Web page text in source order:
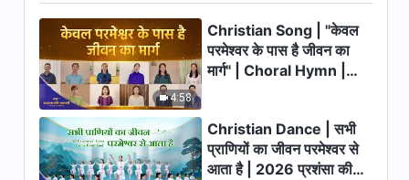
4:58
Christian Song | "केवल
परमेश्वर के पास है जीवन का
मार्ग" | Choral Hymn |
Christian Dance | सभी
प्राणियों का जीवन परमेश्वर से
आता है | 2026 प्रशंसा की